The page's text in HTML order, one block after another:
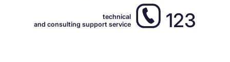
technical
and consulting support service
123